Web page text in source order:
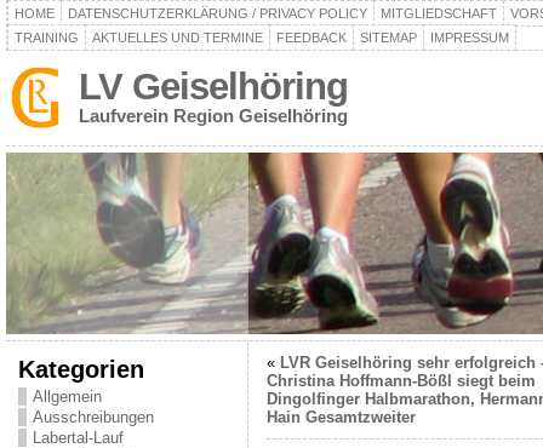
HOME DATENSCHUTZERKLÄRUNG / PRIVACY POLICY MITGLIEDSCHAFT
TRAINING
AKTUELLES UND TERMINE FEEDBACK SITEMAP IMPRESSUM
LV Geiselhöring
Laufverein Region Geiselhöring
Kategorien
Allgemein
Ausschreibungen
Labertal-Lauf
« LVR Geiselhöring sehr erfolgreich
Christina Hoffmann-Bößl siegt beim
Dingolfinger Halbmarathon,
Hain Gesamtzweiter